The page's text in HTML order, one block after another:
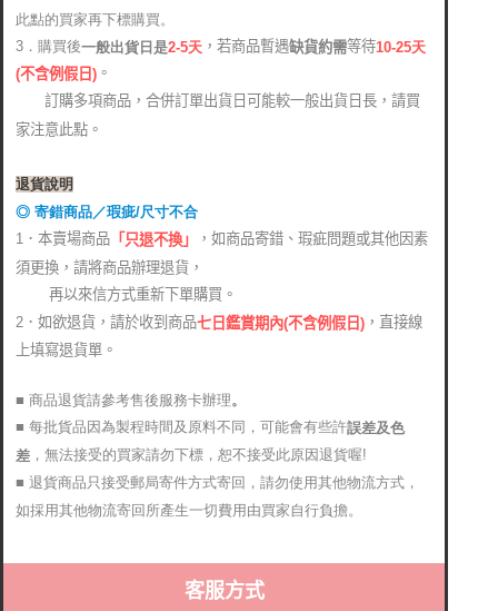
此點的買家再下標購買。
3．購買後一般出貨日是2-5天 ，若商品暫遇缺貨約需等待10-25天
(不含例假日) 。
訂購多項商品，合併訂單出貨日可能較一般出貨日長，請買
家注意此點。
退貨說明
◎ 寄錯商品／瑕疵/尺寸不合
1．本賣場商品 「只退不換」
，如商品寄錯、瑕疵問題或其他因素
須更換，請將商品辦理退貨，
再以來信方式重新下單購買。
2．如欲退貨，請於收到商品七日鑑賞期內(不含例假日) ，直接線
上填寫退貨單。
■ 商品退貨請參考售後服務卡辦理。
■ 每批貨品因為製程時間及原料不同，可能會有些許誤差及色
差 ，無法接受的買家請勿下標，恕不接受此原因退貨喔!
■ 退貨商品只接受郵局寄件方式寄回，請勿使用其他物流方式，
如採用其他物流寄回所產生一切費用由買家自行負擔。
客服方式